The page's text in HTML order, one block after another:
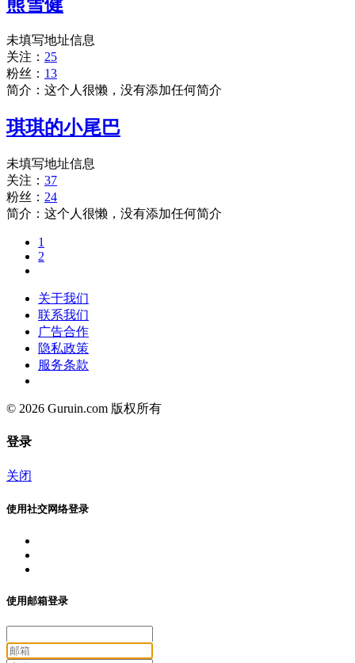
熊雪健
未填写地址信息
关注： 25
粉丝： 13
简介：这个人很懒，没有添加任何简介
琪琪的小尾巴
未填写地址信息
关注： 37
粉丝： 24
简介：这个人很懒，没有添加任何简介
1
2
关于我们
联系我们
广告合作
隐私政策
服务条款
© 2026 Guruin.com 版权所有
登录
关闭
使用社交网络登录
使用邮箱登录